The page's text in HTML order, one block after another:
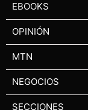
EBOOKS
OPINIÓN
MTN
NEGOCIOS
SECCIONES